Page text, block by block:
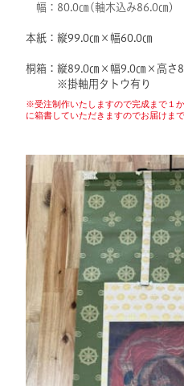
幅：80.0㎝(軸木込み86.0㎝)
本紙：縦99.0㎝×幅60.0㎝
桐箱：縦89.0㎝×幅9.0㎝×高さ
※掛軸用タトウ有り
※受注制作いたしますので完成まで１
に箱書していただきますのでお届けま